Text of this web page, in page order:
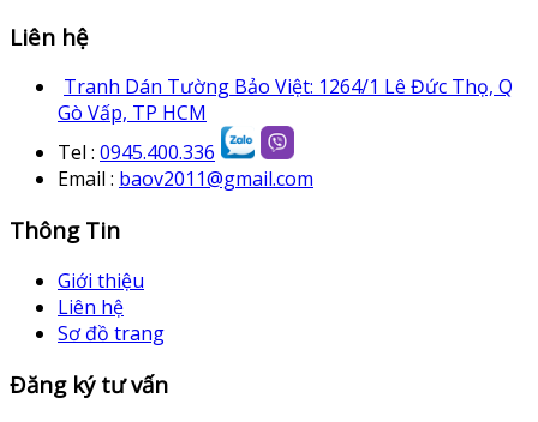
Liên hệ
Tranh Dán Tường Bảo Việt: 1264/1 Lê Đức Thọ, Q
Gò Vấp, TP HCM
Tel : 0945.400.336
Email : baov2011@gmail.com
Thông Tin
Giới thiệu
Liên hệ
Sơ đồ trang
Đăng ký tư vấn